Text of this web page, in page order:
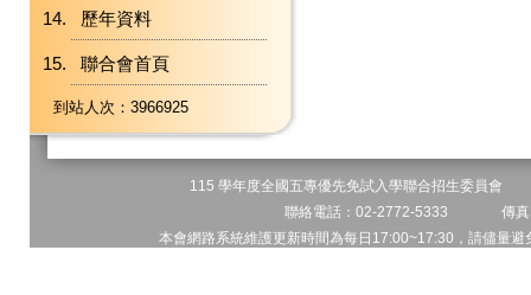
歷年資料
聯合會首頁
到站人次：3966925
115 學年度全國五專優先免試入學聯合招生委員會
聯絡電話：02-2772-5333 傳
本會網路系統維護更新時間為每日17:00~17:30，請儘量